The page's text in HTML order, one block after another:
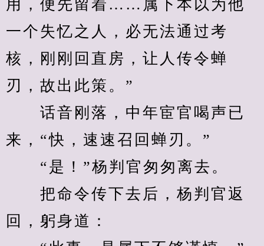
用，便先留着……属下本以为他
一个失忆之人，必无法通过考
核，刚刚回直房，让人传令蝉
刃，故出此策。”
话音刚落，中年宦官喝声已
来，“快，速速召回蝉刃。”
“是！”杨判官匆匆离去。
把命令传下去后，杨判官返
回，躬身道：